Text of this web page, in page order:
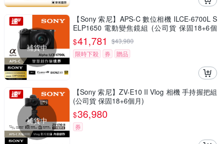
補貨中
【Sony 索尼】APS-C 數位相機 ILCE-6700L S
ELP1650 電動變焦鏡組 (公司貨 保固18+6個
月)
$41,781 $43,980
限時下殺
券 贈品
補貨中
【Sony 索尼】ZV-E10 II Vlog 相機 手持握把組
(公司貨 保固18+6個月)
$36,980
券